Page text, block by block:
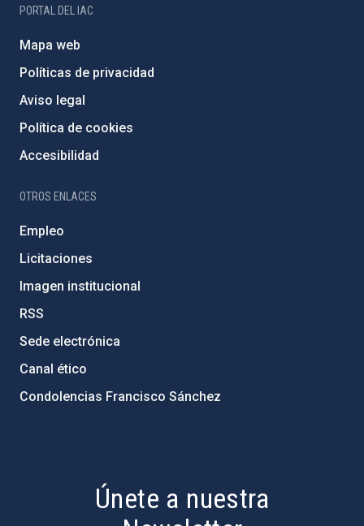
PORTAL DEL IAC
Mapa web
Políticas de privacidad
Aviso legal
Política de cookies
Accesibilidad
OTROS ENLACES
Empleo
Licitaciones
Imagen institucional
RSS
Sede electrónica
Canal ético
Condolencias Francisco Sánchez
Únete a nuestra